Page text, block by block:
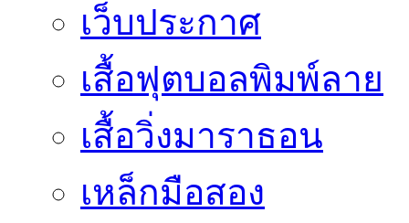
เว็บประกาศ
เสื้อฟุตบอลพิมพ์ลาย
เสื้อวิ่งมาราธอน
เหล็กมือสอง